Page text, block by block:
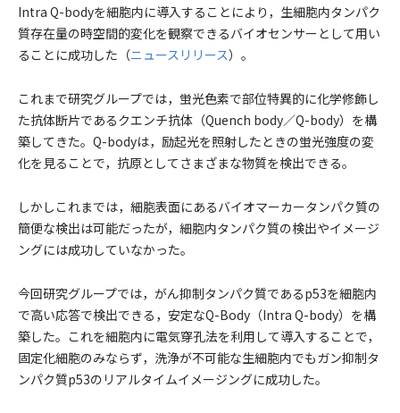
Intra Q-bodyを細胞内に導入することにより，生細胞内タンパク
質存在量の時空間的変化を観察できるバイオセンサーとして用い
ることに成功した（ニュースリリース）。
これまで研究グループでは，蛍光色素で部位特異的に化学修飾し
た抗体断片であるクエンチ抗体（Quench body／Q-body）を構
築してきた。Q-bodyは，励起光を照射したときの蛍光強度の変
化を見ることで，抗原としてさまざまな物質を検出できる。
しかしこれまでは，細胞表面にあるバイオマーカータンパク質の
簡便な検出は可能だったが，細胞内タンパク質の検出やイメージ
ングには成功していなかった。
今回研究グループでは，がん抑制タンパク質であるp53を細胞内
で高い応答で検出できる，安定なQ-Body（Intra Q-body）を構
築した。これを細胞内に電気穿孔法を利用して導入することで，
固定化細胞のみならず，洗浄が不可能な生細胞内でもガン抑制タ
ンパク質p53のリアルタイムイメージングに成功した。